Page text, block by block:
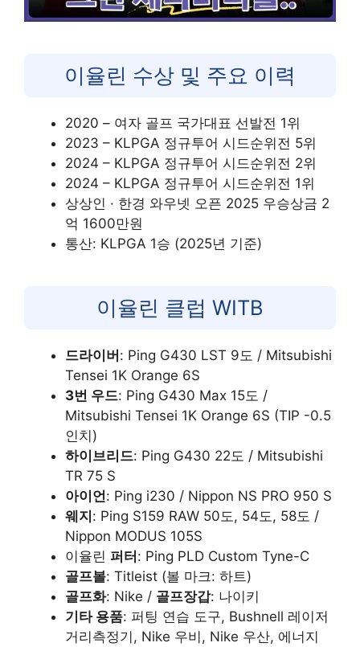
이율린 수상 및 주요 이력
2020 – 여자 골프 국가대표 선발전 1위
2023 – KLPGA 정규투어 시드순위전 5위
2024 – KLPGA 정규투어 시드순위전 2위
2024 – KLPGA 정규투어 시드순위전 1위
상상인 · 한경 와우넷 오픈 2025 우승상금 2
억 1600만원
통산: KLPGA 1승 (2025년 기준)
이율린 클럽 WITB
드라이버: Ping G430 LST 9도 / Mitsubishi
Tensei 1K Orange 6S
3번 우드: Ping G430 Max 15도 /
Mitsubishi Tensei 1K Orange 6S (TIP -0.5
인치)
하이브리드: Ping G430 22도 / Mitsubishi
TR 75 S
아이언: Ping i230 / Nippon NS PRO 950 S
웨지: Ping S159 RAW 50도, 54도, 58도 /
Nippon MODUS 105S
이율린 퍼터: Ping PLD Custom Tyne-C
골프볼: Titleist (볼 마크: 하트)
골프화: Nike / 골프장갑: 나이키
기타 용품: 퍼팅 연습 도구, Bushnell 레이저
거리측정기, Nike 우비, Nike 우산, 에너지